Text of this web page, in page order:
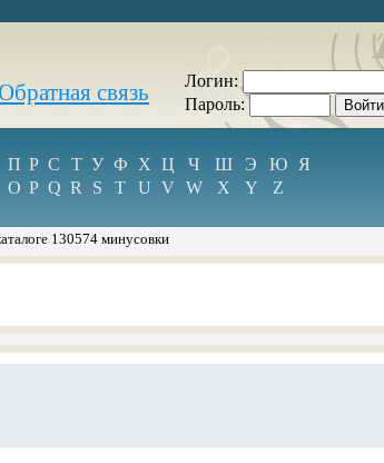
связь
Логин:
Пароль:
П Р С Т У Ф Х Ц Ч Ш Э Ю Я
O P Q R S T U V W X Y Z
130574 минусовки